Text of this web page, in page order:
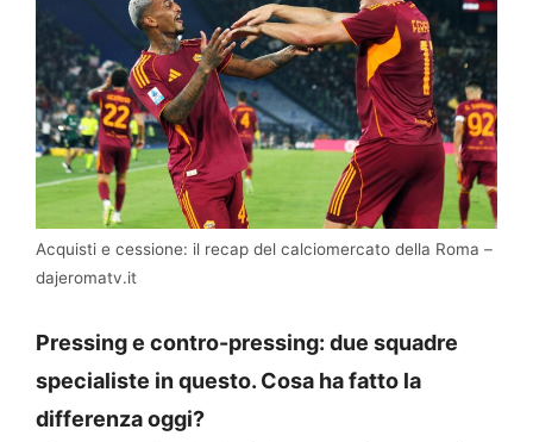
Acquisti e cessione: il recap del calciomercato della Roma –
dajeromatv.it
Pressing e contro-pressing: due squadre
specialiste in questo. Cosa ha fatto la
differenza oggi?